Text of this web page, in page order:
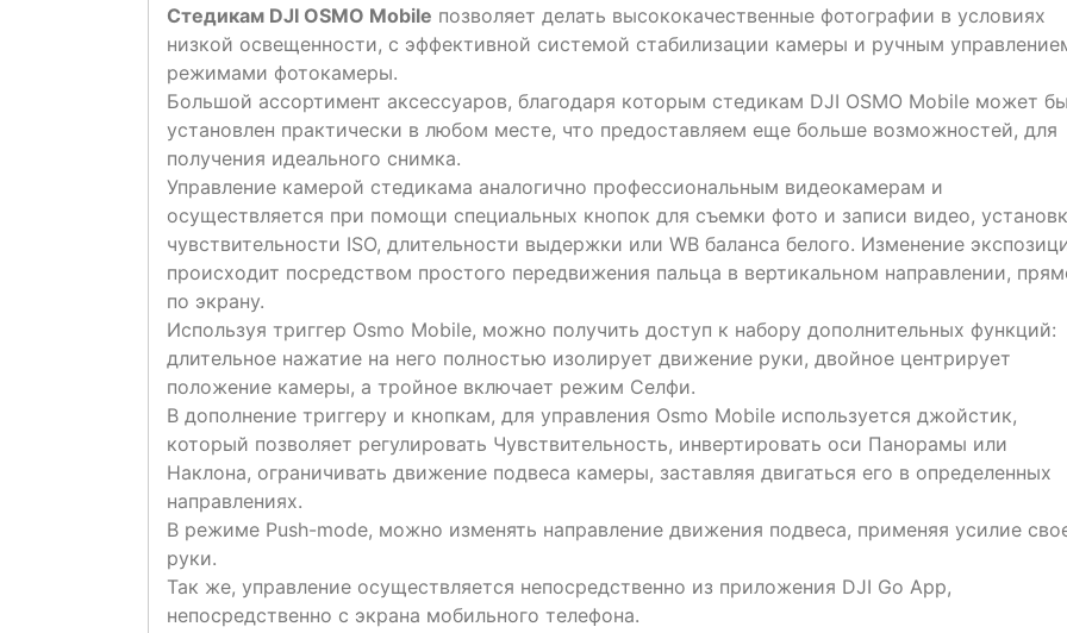
Стедикам DJI OSMO Mobile позволяет делать высококачественные фотографии в условиях
низкой освещенности, с эффективной системой стабилизации камеры и ручным
режимами фотокамеры.
Большой ассортимент аксессуаров, благодаря которым стедикам DJI OSMO Mobile может
установлен практически в любом месте, что предоставляем еще больше возможностей, для
получения идеального снимка.
Управление камерой стедикама аналогично профессиональным видеокамерам и
осуществляется при помощи специальных кнопок для съемки фото и записи видео,
чувствительности ISO, длительности выдержки или WB баланса белого. Изменение
происходит посредством простого передвижения пальца в вертикальном направлении,
по экрану.
Используя триггер Osmo Mobile, можно получить доступ к набору дополнительных функций:
длительное нажатие на него полностью изолирует движение руки, двойное центрирует
положение камеры, а тройное включает режим Селфи.
В дополнение триггеру и кнопкам, для управления Osmo Mobile используется джойстик,
который позволяет регулировать Чувствительность, инвертировать оси Панорамы или
Наклона, ограничивать движение подвеса камеры, заставляя двигаться его в определенных
направлениях.
В режиме Push-mode, можно изменять направление движения подвеса, применяя усилие
руки.
Так же, управление осуществляется непосредственно из приложения DJI Go App,
непосредственно с экрана мобильного телефона.